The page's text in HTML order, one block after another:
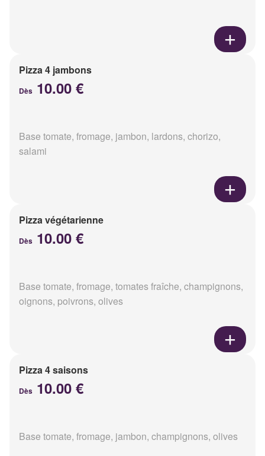
Pizza 4 jambons
Dès 10.00 €
Base tomate, fromage, jambon, lardons, chorizo,
salami
Pizza végétarienne
Dès 10.00 €
Base tomate, fromage, tomates fraîche, champignons,
oignons, poivrons, olives
Pizza 4 saisons
Dès 10.00 €
Base tomate, fromage, jambon, champignons, olives